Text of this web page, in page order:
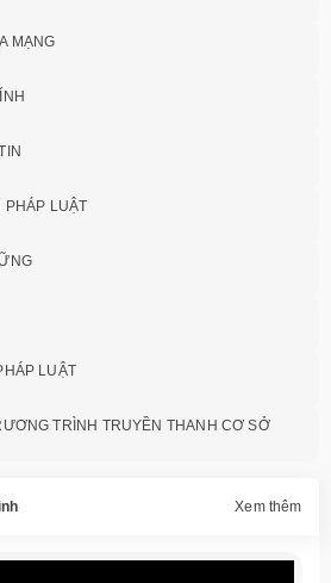
MẠNG
PHÁP LUẬT
LUẬT
TRÌNH TRUYỀN THANH CƠ SỞ
Xem thêm